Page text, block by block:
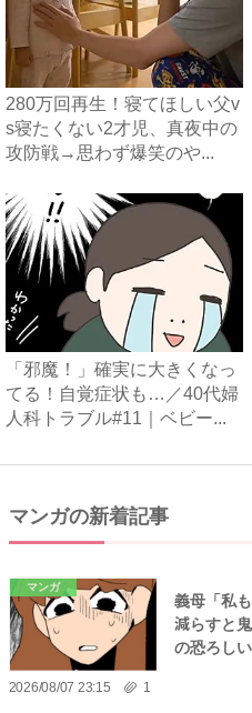
280万回再生！寝てほしい父v
s寝たくない2才児、真夜中の
攻防戦→思わず爆笑のや...
「邪魔！」確実に大きくなっ
てる！自覚症状も…／40代婦
人科トラブル#11｜ベビー...
マンガの新着記事
マンガ
義母「私
減らすと
の恐ろし
2026/08/07 23:15 1